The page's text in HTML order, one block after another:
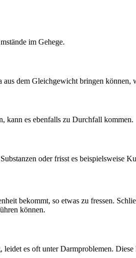
im Gehege.
dem Gleichgewicht bringen
kann es ebenfalls zu Durchfall kommen.
oder frisst es beispielsweise
bekommt, so etwas zu fressen.
können.
es oft unter Darmproblemen.